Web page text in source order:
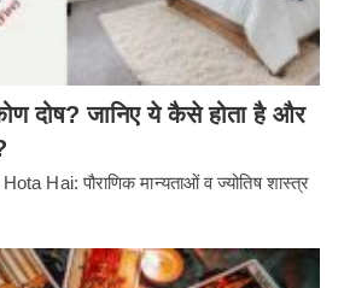
दोष? जानिए ये कैसे होता है और
Hai: पौराणिक मान्यताओं व ज्योतिष शास्त्र